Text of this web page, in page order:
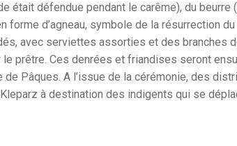
était défendue pendant le carême), du beurre
forme d’agneau, symbole de la résurrection
avec serviettes assorties et des branches
prêtre. Ces denrées et friandises seront
Pâques. A l’issue de la cérémonie, des
à destination des indigents qui se